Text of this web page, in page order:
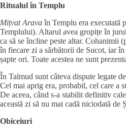
Ritualul în Templu
Mițvat Aravaîn Templu era executată
Templului). Altarul avea gropițe în
ca să se încline peste altar. Cohanimii
în fiecare zi a sărbătorii de Sucot, iar
șapte ori. Toate acestea ne sunt
În Talmud sunt câteva dispute legate
Cel mai aprig era, probabil, cel care a
De aceea, când s-a stabilit definitiv
această zi să nu mai cadă niciodată de
Obiceiuri